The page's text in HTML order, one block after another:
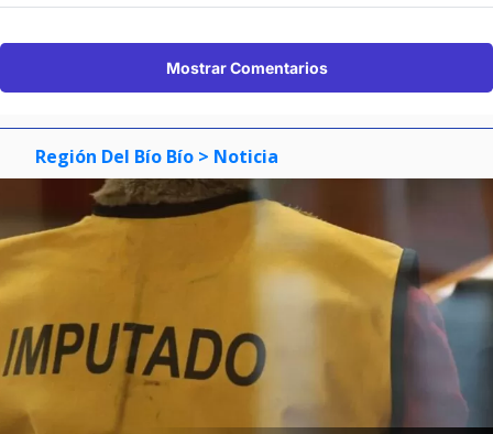
Mostrar Comentarios
Región Del Bío Bío > Noticia